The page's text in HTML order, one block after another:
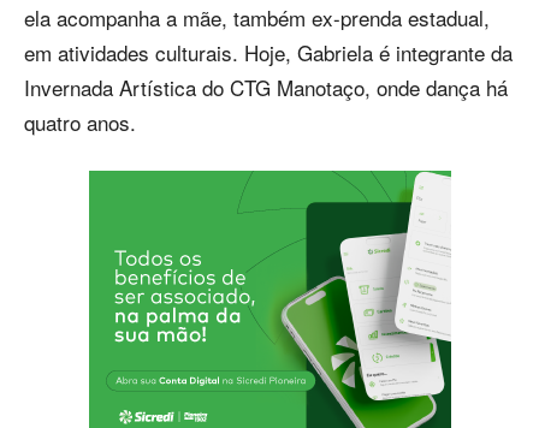
ela acompanha a mãe, também ex-prenda estadual,
em atividades culturais. Hoje, Gabriela é integrante da
Invernada Artística do CTG Manotaço, onde dança há
quatro anos.